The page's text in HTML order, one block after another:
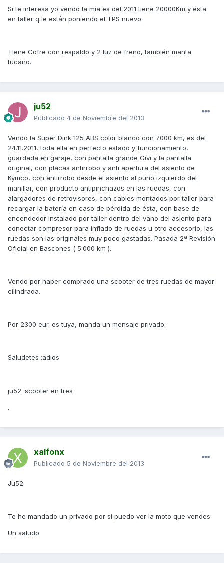
Si te interesa yo vendo la mía es del 2011 tiene 20000Km y ésta
en taller q le están poniendo el TPS nuevo.
Tiene Cofre con respaldo y 2 luz de freno, también manta
tucano.
ju52
Publicado 4 de Noviembre del 2013
Vendo la Super Dink 125 ABS color blanco con 7000 km, es del
24.11.2011, toda ella en perfecto estado y funcionamiento,
guardada en garaje, con pantalla grande Givi y la pantalla
original, con placas antirrobo y anti apertura del asiento de
Kymco, con antirrobo desde el asiento al puño izquierdo del
manillar, con producto antipinchazos en las ruedas, con
alargadores de retrovisores, con cables montados por taller para
recargar la batería en caso de pérdida de ésta, con base de
encendedor instalado por taller dentro del vano del asiento para
conectar compresor para inflado de ruedas u otro accesorio, las
ruedas son las originales muy poco gastadas. Pasada 2ª Revisión
Oficial en Bascones ( 5.000 km ).
Vendo por haber comprado una scooter de tres ruedas de mayor
cilindrada.
Por 2300 eur. es tuya, manda un mensaje privado.
Saludetes :adios
ju52 :scooter en tres
.
xalfonx
Publicado 5 de Noviembre del 2013
Ju52
Te he mandado un privado por si puedo ver la moto que vendes
Un saludo